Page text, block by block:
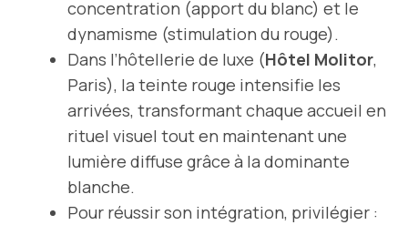
concentration (apport du blanc) et le
dynamisme (stimulation du rouge).
Dans l’hôtellerie de luxe (Hôtel Molitor,
Paris), la teinte rouge intensifie les
arrivées, transformant chaque accueil en
rituel visuel tout en maintenant une
lumière diffuse grâce à la dominante
blanche.
Pour réussir son intégration, privilégier :